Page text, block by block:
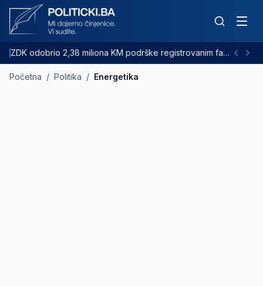
ZDK odobrio 2,38 miliona KM podrške registrovanim farmama goveda
Početna / Politika / Energetika